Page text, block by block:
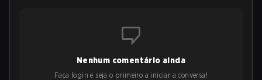
Nenhum comentário ainda
Faça login e seja o primeiro a iniciar a conversa!